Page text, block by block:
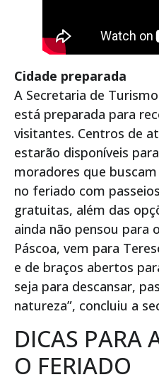
Cidade preparada
A Secretaria de
está preparada para
visitantes. Centros de
estarão disponíveis
moradores que
no feriado com
gratuitas, além das
ainda não pensou para
Páscoa, vem para
e de braços abertos
seja para descansar,
natureza”, concluiu a
DICAS PARA
O FERIADO